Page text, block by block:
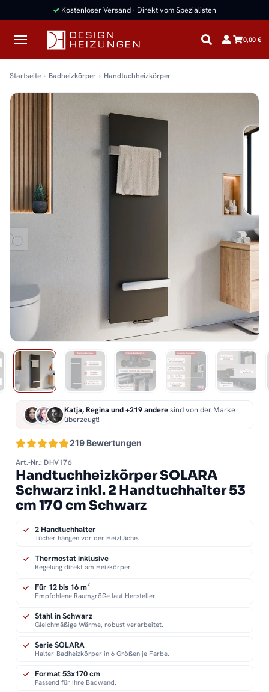
✓ Kostenloser Versand · Direkt vom Spezialisten
0,00 €
Startseite Badheizkörper Handtuchheizkörper
219 Bewertungen
Katja, Regina und +219 anderesind von der Marke
überzeugt!
Art.-Nr.: DHV176
Handtuchheizkörper SOLARA
Schwarz inkl. 2 Handtuchhalter 53
cm 170 cm Schwarz
2 Handtuchhalter
Tücher hängen vor der Heizfläche.
Thermostat inklusive
Regelung direkt am Heizkörper.
Für 12 bis 16 m²
Empfohlene Raumgröße laut Hersteller.
Stahl in Schwarz
Gleichmäßige Wärme, robust verarbeitet.
Serie SOLARA
Halter-Badheizkörper in 6 Größen je Farbe.
Format 53x170 cm
Passend für Ihre Badwand.